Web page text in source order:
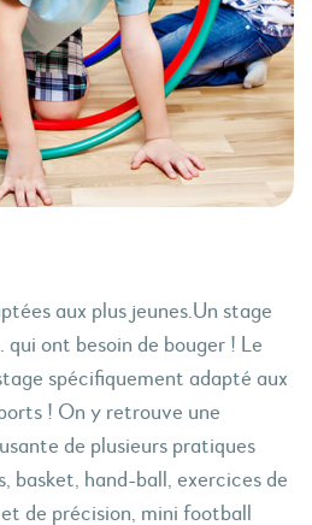
aux plus jeunes.Un stage
qui ont besoin de bouger ! Le
spécifiquement adapté aux
! On y retrouve une
de plusieurs pratiques
basket, hand-ball, exercices de
de précision, mini football